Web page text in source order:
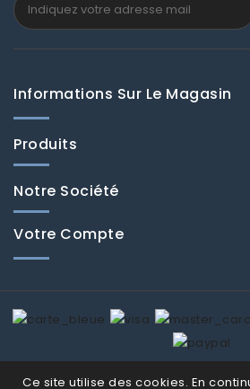
Informations Sur Le Magasin
Produits
Notre Société
Votre Compte
Ce site utilise des cookies. En
© Fenducci